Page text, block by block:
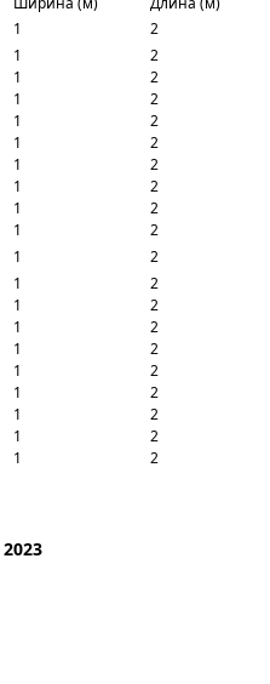
1
2
1
2
1
2
1
2
1
2
1
2
1
2
1
2
1
2
1
2
1
2
1
2
1
2
1
2
1
2
1
2
1
2
1
2
1
2
1 2